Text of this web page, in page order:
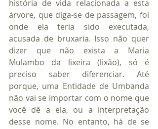
história de vida relacionada a esta
árvore, que diga-se de passagem, foi
onde ela teria sido executada,
acusada de bruxaria. Isso não quer
dizer que não exista a Maria
Mulambo da lixeira (lixão), só é
preciso saber diferenciar. Até
porque, uma Entidade de Umbanda
não vai se importar com o nome que
você dê a ela, ou a interpretação
desse nome. No entanto, há de se